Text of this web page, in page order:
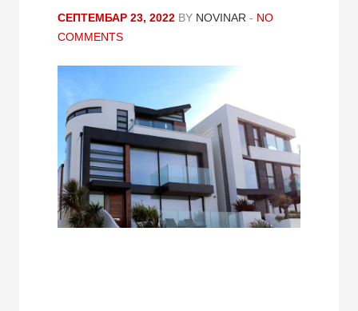
СЕПТЕМБАР 23, 2022 BY NOVINAR - NO
COMMENTS